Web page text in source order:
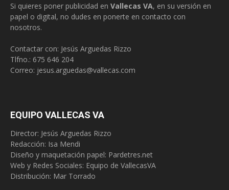
Si quieres poner publicidad en Vallecas VA, en su versión en
papel o digital, no dudes en ponerte en contacto con
nosotros.
Contactar con: Jesús Arguedas Rizzo
Tlfno.: 675 646 204
Correo: jesus.arguedas@vallecas.com
EQUIPO VALLECAS VA
Director: Jesús Arguedas Rizzo
Redacción: Isa Mendi
Diseño y maquetación papel: Pardetres.net
Web y Redes Sociales: Equipo de VallecasVA
Distribución: Mar Torrado